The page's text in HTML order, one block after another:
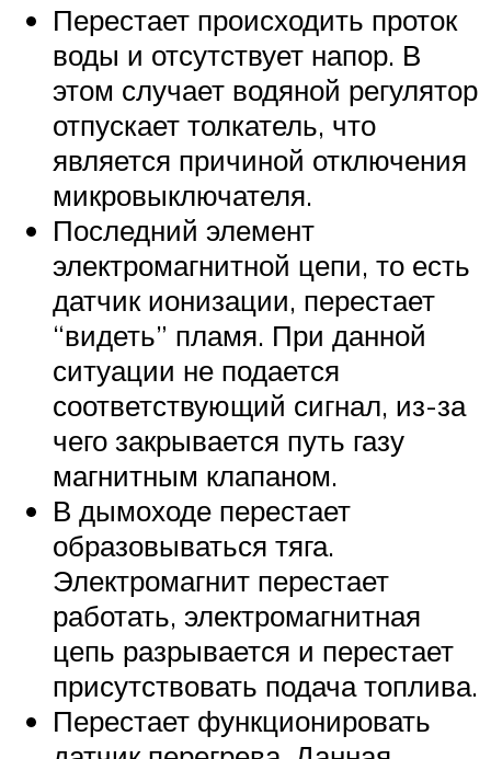
Перестает происходить проток
воды и отсутствует напор. В
этом случает водяной регулятор
отпускает толкатель, что
является причиной отключения
микровыключателя.
Последний элемент
электромагнитной цепи, то есть
датчик ионизации, перестает
“видеть” пламя. При данной
ситуации не подается
соответствующий сигнал, из-за
чего закрывается путь газу
магнитным клапаном.
В дымоходе перестает
образовываться тяга.
Электромагнит перестает
работать, электромагнитная
цепь разрывается и перестает
присутствовать подача топлива.
Перестает функционировать